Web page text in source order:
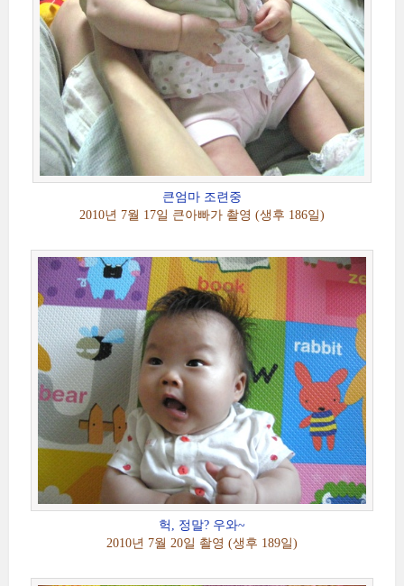
큰엄마 조련중
2010년 7월 17일 큰아빠가 촬영 (생후 186일)
헉, 정말? 우와~
2010년 7월 20일 촬영 (생후 189일)